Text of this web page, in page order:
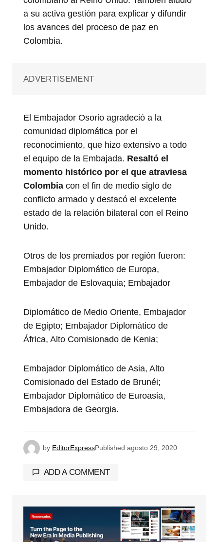
a su activa gestión para explicar y difundir
los avances del proceso de paz en
Colombia.
ADVERTISEMENT
El Embajador Osorio agradeció a la
comunidad diplomática por el
reconocimiento, que hizo extensivo a todo
el equipo de la Embajada. Resaltó el
momento histórico por el que atraviesa
Colombia con el fin de medio siglo de
conflicto armado y destacó el excelente
estado de la relación bilateral con el Reino
Unido.
Otros de los premiados por región fueron:
Embajador Diplomático de Europa,
Embajador de Eslovaquia; Embajador
Diplomático de Medio Oriente, Embajador
de Egipto; Embajador Diplomático de
África, Alto Comisionado de Kenia;
Embajador Diplomático de Asia, Alto
Comisionado del Estado de Brunéi;
Embajador Diplomático de Euroasia,
Embajadora de Georgia.
by EditorExpressPublished agosto 29, 2020
ADD A COMMENT
Tu dirección de correo electrónico no será
Los campos obligatorios están
marcados con*